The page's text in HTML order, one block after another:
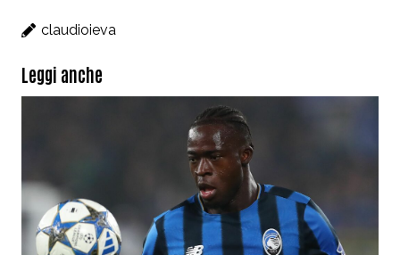
claudioieva
Leggi anche